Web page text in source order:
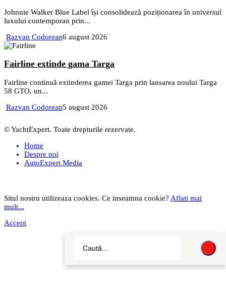
Johnnie Walker Blue Label își consolidează poziționarea în universul
luxului contemporan prin...
Razvan Codorean6 august 2026
Fairline extinde gama Targa
Fairline continuă extinderea gamei Targa prin lansarea noului Targa
58 GTO, un...
Razvan Codorean5 august 2026
© YachtExpert. Toate drepturile rezervate.
Home
Despre noi
AutoExpert Media
Situl nostru utilizeaza cookies. Ce inseamna cookie? Aflati mai
mult...
Accept